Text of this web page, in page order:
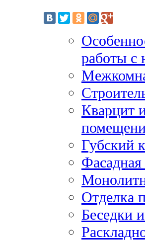
работы с
Кварцит
Губский
Фасадная
Отделка
Беседки